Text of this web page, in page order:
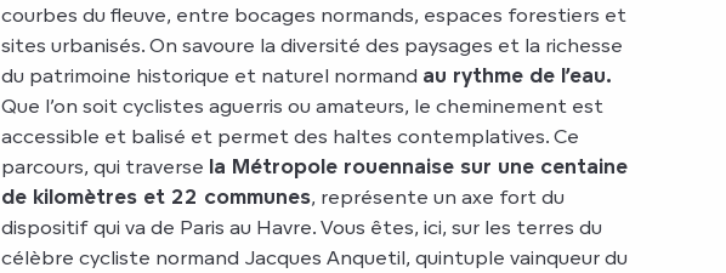
courbes du fleuve, entre bocages normands, espaces forestiers et
sites urbanisés. On savoure la diversité des paysages et la richesse
du patrimoine historique et naturel normand au rythme de l’eau.
Que l’on soit cyclistes aguerris ou amateurs, le cheminement est
accessible et balisé et permet des haltes contemplatives. Ce
parcours, qui traverse la Métropole rouennaise sur une centaine
de kilomètres et 22 communes, représente un axe fort du
dispositif qui va de Paris au Havre. Vous êtes, ici, sur les terres du
célèbre cycliste normand Jacques Anquetil, quintuple vainqueur du